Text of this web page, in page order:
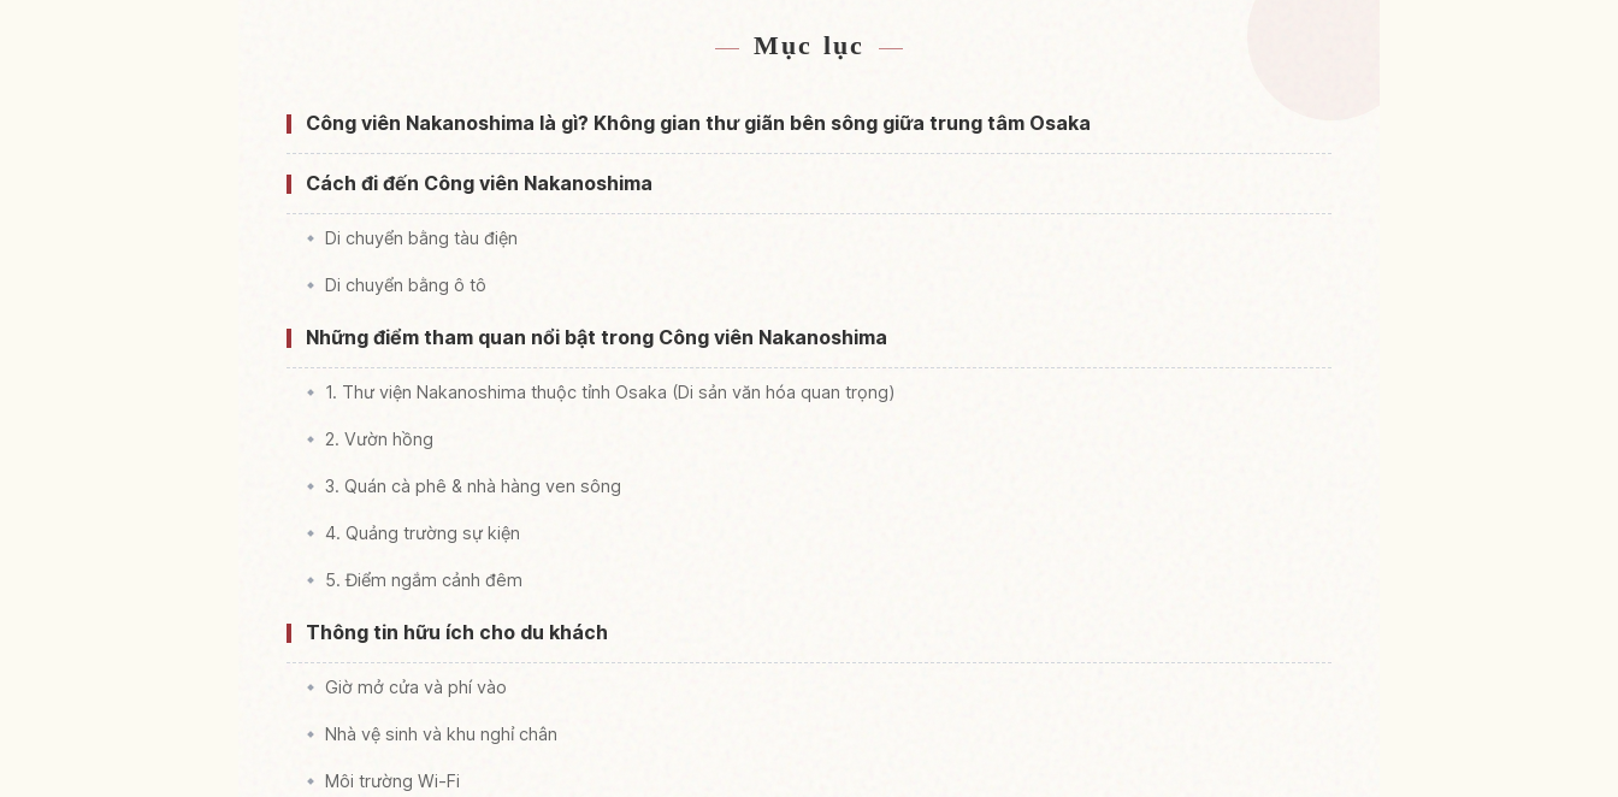
Mục lục
Công viên Nakanoshima là gì? Không gian thư giãn bên sông giữa trung tâm Osaka
Cách đi đến Công viên Nakanoshima
Di chuyển bằng tàu điện
Di chuyển bằng ô tô
Những điểm tham quan nổi bật trong Công viên Nakanoshima
1. Thư viện Nakanoshima thuộc tỉnh Osaka (Di sản văn hóa quan trọng)
2. Vườn hồng
3. Quán cà phê & nhà hàng ven sông
4. Quảng trường sự kiện
5. Điểm ngắm cảnh đêm
Thông tin hữu ích cho du khách
Giờ mở cửa và phí vào
Nhà vệ sinh và khu nghỉ chân
Môi trường Wi-Fi